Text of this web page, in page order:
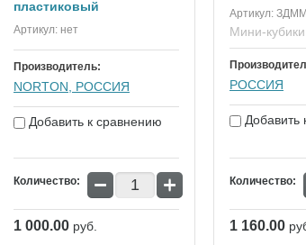
пластиковый
Артикул: нет
Производитель:
NORTON, РОССИЯ
Добавить к сравнению
Количество: − +
1 000.00 руб.
Артикул:
Мини-кубики
РОССИЯ
Добавить
Количество:
1 160.00